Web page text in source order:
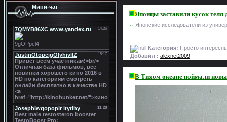
Мини-чат
Японцы заставили кусок геля
>> Японские исследователи из
Категория: Просто
Добавил : alexnet2009
В Тихом океане поймали